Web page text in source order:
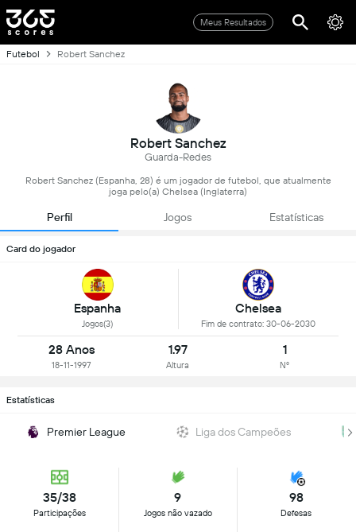
Meus Resultados
Futebol Robert Sanchez
Robert Sanchez
Guarda-Redes
Robert Sanchez (Espanha, 28) é um jogador de futebol, que atualmente
joga pelo(a) Chelsea (Inglaterra)
Perfil Jogos Estatísticas
Card do jogador
Espanha
Jogos(3)
Chelsea
Fim de contrato: 30-06-2030
28 Anos
18-11-1997
1.97
Altura
1
Nº
Estatísticas
Premier League Liga dos Campeões
35/38
Participações
9
Jogos não vazado
98
Defesas